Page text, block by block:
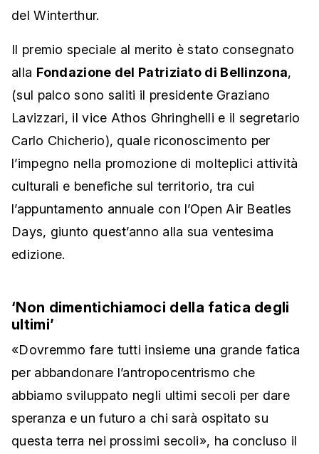
del Winterthur.
Il premio speciale al merito è stato consegnato
alla Fondazione del Patriziato di Bellinzona,
(sul palco sono saliti il presidente Graziano
Lavizzari, il vice Athos Ghringhelli e il segretario
Carlo Chicherio), quale riconoscimento per
l’impegno nella promozione di molteplici attività
culturali e benefiche sul territorio, tra cui
l’appuntamento annuale con l’Open Air Beatles
Days, giunto quest’anno alla sua ventesima
edizione.
‘Non dimentichiamoci della fatica degli
ultimi’
«Dovremmo fare tutti insieme una grande fatica
per abbandonare l’antropocentrismo che
abbiamo sviluppato negli ultimi secoli per dare
speranza e un futuro a chi sarà ospitato su
questa terra nei prossimi secoli», ha concluso il